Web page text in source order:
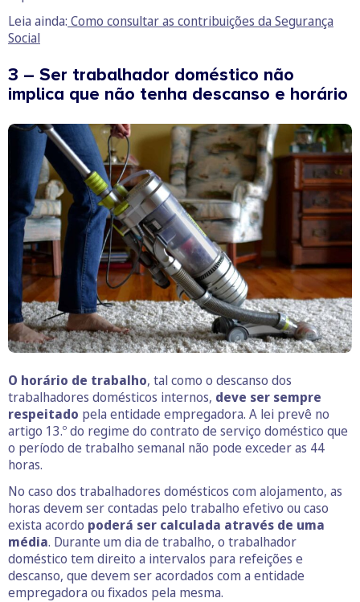
Leia ainda: Como consultar as contribuições da Segurança
Social
3 – Ser trabalhador doméstico não
implica que não tenha descanso e horário
O horário de trabalho, tal como o descanso dos
trabalhadores domésticos internos, deve ser sempre
respeitado pela entidade empregadora. A lei prevê no
artigo 13.º do regime do contrato de serviço doméstico que
o período de trabalho semanal não pode exceder as 44
horas.
No caso dos trabalhadores domésticos com alojamento, as
horas devem ser contadas pelo trabalho efetivo ou caso
exista acordo poderá ser calculada através de uma
média. Durante um dia de trabalho, o trabalhador
doméstico tem direito a intervalos para refeições e
descanso, que devem ser acordados com a entidade
empregadora ou fixados pela mesma.